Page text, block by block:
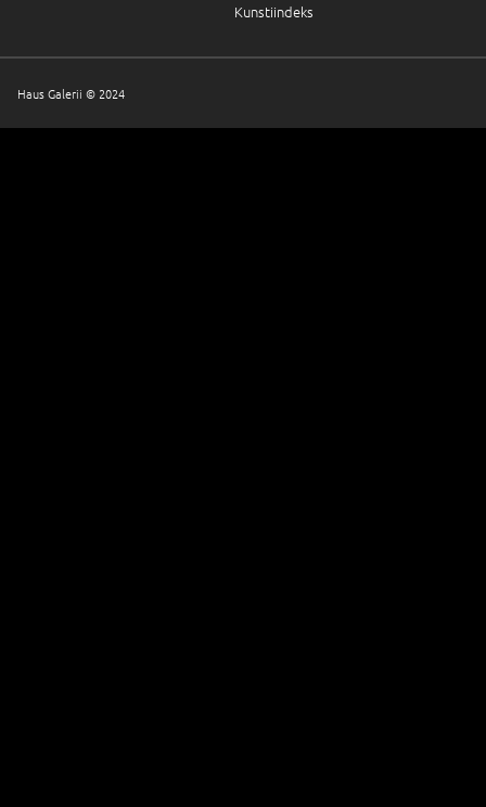
Kunstiindeks
Haus Galerii © 2024